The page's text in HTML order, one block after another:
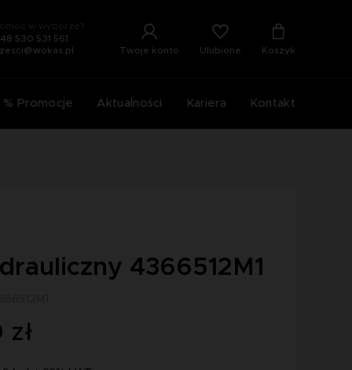
w wyborze?
530 531 561
Twoje konto Ulubione Koszyk
% Promocje Aktualności Kariera Kontakt
4366512M1